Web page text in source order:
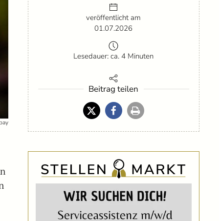
veröffentlicht am
01.07.2026
Lesedauer: ca. 4 Minuten
Beitrag teilen